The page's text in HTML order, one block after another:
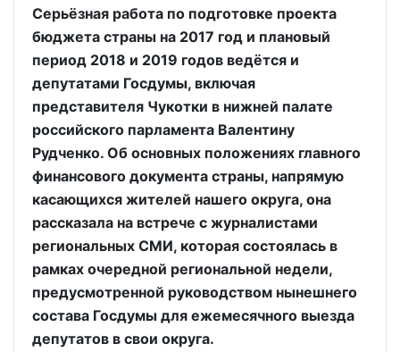
Серьёзная работа по подготовке проекта
бюджета страны на 2017 год и плановый
период 2018 и 2019 годов ведётся и
депутатами Госдумы, включая
представителя Чукотки в нижней палате
российского парламента Валентину
Рудченко. Об основных положениях главного
финансового документа страны, напрямую
касающихся жителей нашего округа, она
рассказала на встрече с журналистами
региональных СМИ, которая состоялась в
рамках очередной региональной недели,
предусмотренной руководством нынешнего
состава Госдумы для ежемесячного выезда
депутатов в свои округа.